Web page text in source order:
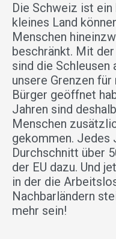
Die Schweiz ist ein
kleines Land
Menschen
beschränkt. Mit
sind die
unsere Grenzen
Bürger geöffnet
Jahren sind
Menschen
gekommen. Jedes
Durchschnitt über
der EU dazu. Und
in der die
Nachbarländern
mehr sein!